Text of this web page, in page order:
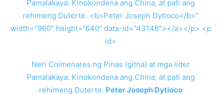
Neri Colmenares ng Pinas (gitna) at mga lider
Pamalakaya: Kinokondena ang China, at pati ang
rehimeng Duterte. Peter Joseph Dytioco